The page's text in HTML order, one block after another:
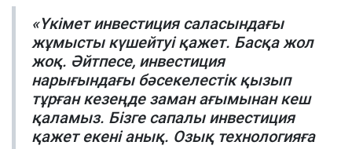
«Үкімет инвестиция саласындағы
жұмысты күшейтуі қажет. Басқа жол
жоқ. Әйтпесе, инвестиция
нарығындағы бәсекелестік қызып
тұрған кезеңде заман ағымынан кеш
қаламыз. Бізге сапалы инвестиция
қажет екені анық. Озық технологияға